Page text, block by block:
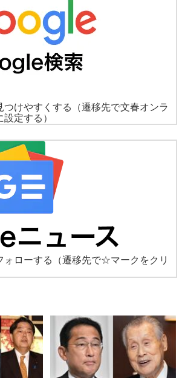
つけやすくする
（遷移先で文春オンラ
定する）
ォローする
（遷移先で☆マークをクリ